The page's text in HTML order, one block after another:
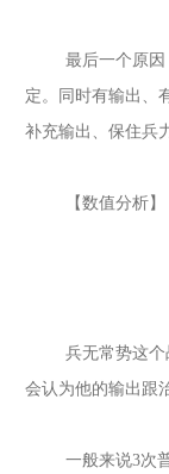
最后一个原
定。同时有输出、
补充输出、保住兵
【数值分析】
兵无常势这
会认为他的输出跟
一般来说3次